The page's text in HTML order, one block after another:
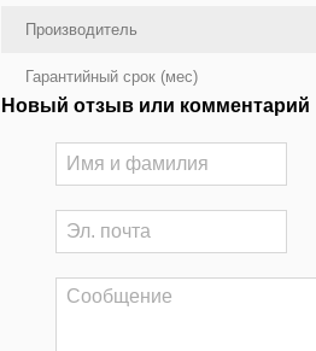
Производитель
Гарантийный срок (мес)
Новый отзыв или комментарий